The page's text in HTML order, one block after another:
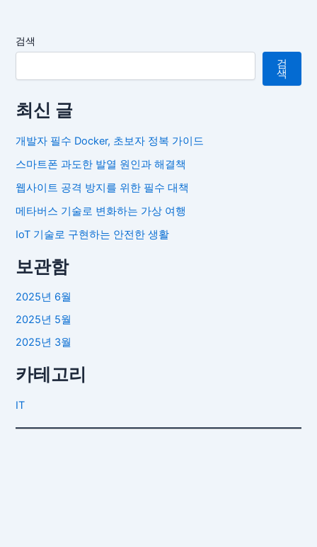
검색
검
색
최신 글
개발자 필수 Docker, 초보자 정복 가이드
스마트폰 과도한 발열 원인과 해결책
웹사이트 공격 방지를 위한 필수 대책
메타버스 기술로 변화하는 가상 여행
IoT 기술로 구현하는 안전한 생활
보관함
2025년 6월
2025년 5월
2025년 3월
카테고리
IT